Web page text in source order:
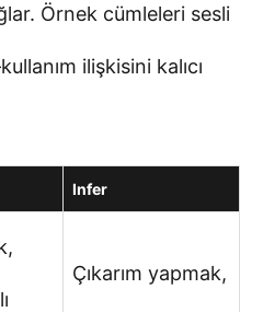
Örnek cümleleri sesli
ilişkisini kalıcı
Infer
Çıkarım yapmak,